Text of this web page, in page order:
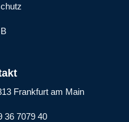
Frankfurt am Main
36 7079 40